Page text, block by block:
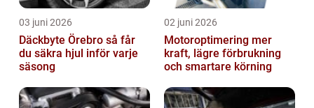
03 juni 2026
Däckbyte Örebro så får
du säkra hjul inför varje
säsong
02 juni 2026
Motoroptimering mer
kraft, lägre förbrukning
och smartare körning